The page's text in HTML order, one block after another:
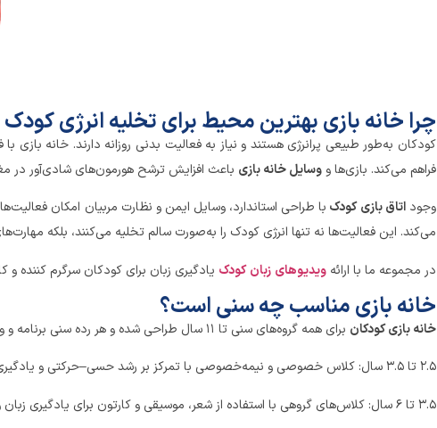
چرا خانه بازی بهترین محیط برای تخلیه انرژی
کودکان به‌طور طبیعی پرانرژی هستند و نیاز به فعالیت بدنی روزانه دارند. خانه بازی
فراهم می‌کند. بازی‌ها ووسایل خانه بازی باعث افزایش ترشح هورمون‌های شادی‌آور
وجوداتاق بازی کودک با طراحی استاندارد، وسایل ایمن و نظارت مربیان امکان
می‌کند. این فعالیت‌ها نه تنها انرژی کودک را به‌صورت سالم تخلیه می‌کنند، بلکه
در مجموعه ما با ارائهویدیوهای زبان کودک یادگیری زبان برای کودکان سرگرم کننده و
خانه بازی مناسب چه سنی است؟
خانه بازی کودکان برای همه گروه‌های سنی تا ۱۱ سال طراحی شده و هر رده سنی برنامه و وسایل خاص خود را دارد که در ادامه به آن خواهیم پرداخت.
۲.۵ تا ۳.۵ سال: کلاس خصوصی و نیمه‌خصوصی با تمرکز بر رشد حسی–حرکتی و یادگیری زبان از طریق اسباب‌بازی تشکیل می‌گردد.
۳.۵ تا ۶ سال: کلاس‌های گروهی با استفاده از شعر، موسیقی و کارتون برای یادگیری زبان و بدون آموزش خواندن و نوشتن انجام می‌شود.